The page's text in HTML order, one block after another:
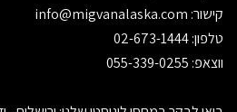
קישור:
טלפון: 02-673-1444
ווצאפ: 055-339-0255